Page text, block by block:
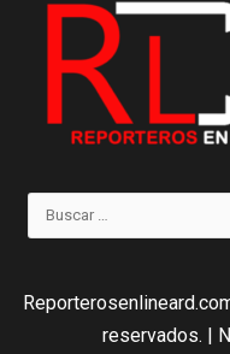
reservados. |